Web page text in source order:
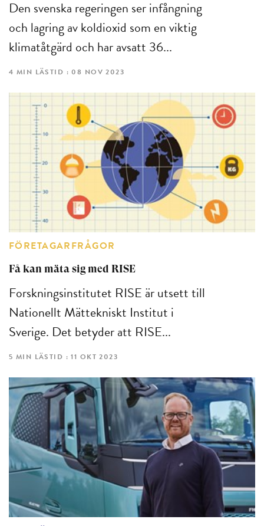
Den svenska regeringen ser infångning
och lagring av koldioxid som en viktig
klimatåtgärd och har avsatt 36...
4 MIN LÄSTID : 08 NOV 2023
FÖRETAGARFRÅGOR
Få kan mäta sig med RISE
Forskningsinstitutet RISE är utsett till
Nationellt Mättekniskt Institut i
Sverige. Det betyder att RISE...
5 MIN LÄSTID : 11 OKT 2023